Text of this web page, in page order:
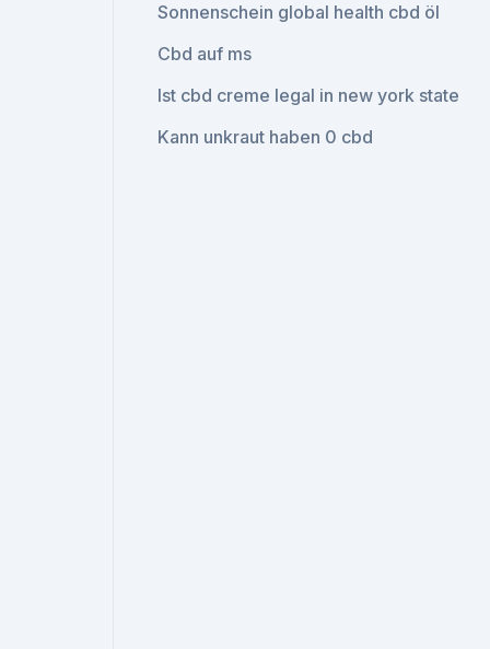
Sonnenschein global health cbd öl
Cbd auf ms
Ist cbd creme legal in new york state
Kann unkraut haben 0 cbd